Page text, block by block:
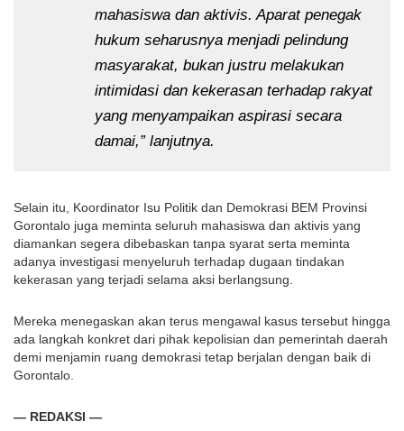
mahasiswa dan aktivis. Aparat penegak
hukum seharusnya menjadi pelindung
masyarakat, bukan justru melakukan
intimidasi dan kekerasan terhadap rakyat
yang menyampaikan aspirasi secara
damai,” lanjutnya.
Selain itu, Koordinator Isu Politik dan Demokrasi BEM Provinsi
Gorontalo juga meminta seluruh mahasiswa dan aktivis yang
diamankan segera dibebaskan tanpa syarat serta meminta
adanya investigasi menyeluruh terhadap dugaan tindakan
kekerasan yang terjadi selama aksi berlangsung.
Mereka menegaskan akan terus mengawal kasus tersebut hingga
ada langkah konkret dari pihak kepolisian dan pemerintah daerah
demi menjamin ruang demokrasi tetap berjalan dengan baik di
Gorontalo.
— REDAKSI —